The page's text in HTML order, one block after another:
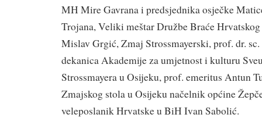
MH Mire Gavrana i predsjednika osječke
Trojana, Veliki meštar Družbe Braće
Mislav Grgić, Zmaj Strossmayerski, prof. dr.
dekanica Akademije za umjetnost i kulturu
Strossmayera u Osijeku, prof. emeritus Antun
Zmajskog stola u Osijeku načelnik općine
veleposlanik Hrvatske u BiH Ivan Sabolić.